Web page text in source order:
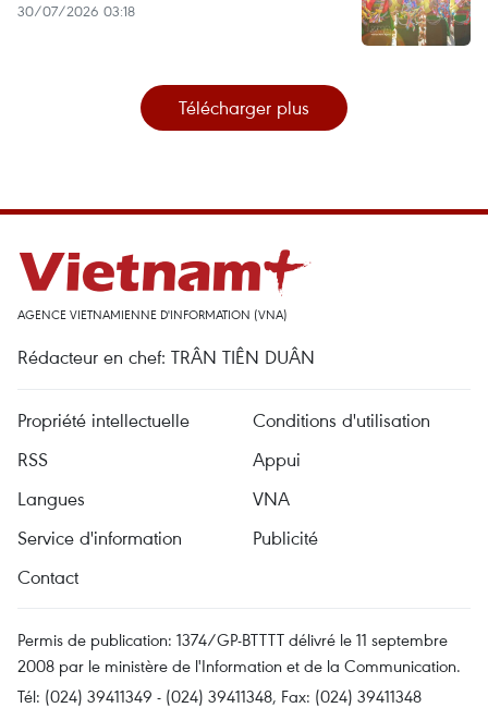
30/07/2026 03:18
Télécharger plus
AGENCE VIETNAMIENNE D'INFORMATION (VNA)
Rédacteur en chef: TRÂN TIÊN DUÂN
Propriété intellectuelle
Conditions d'utilisation
RSS
Appui
Langues
VNA
Service d'information
Publicité
Contact
Permis de publication: 1374/GP-BTTTT délivré le 11 septembre
2008 par le ministère de l'Information et de la Communication.
Tél: (024) 39411349 - (024) 39411348, Fax: (024) 39411348